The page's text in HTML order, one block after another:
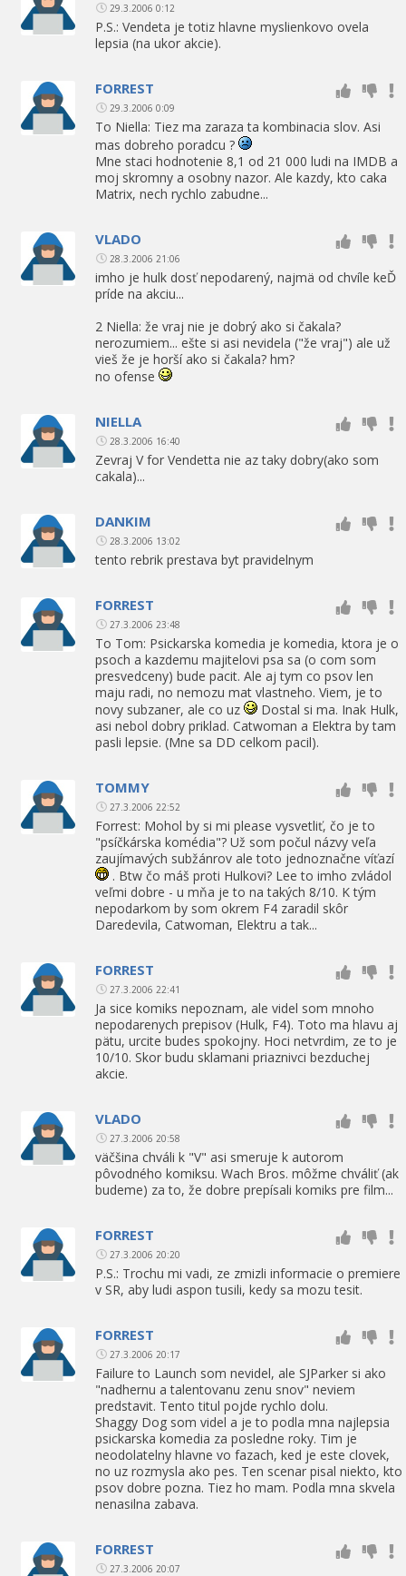
29.3.2006 0:12
P.S.: Vendeta je totiz hlavne myslienkovo ovela
lepsia (na ukor akcie).
FORREST
29.3.2006 0:09
To Niella: Tiez ma zaraza ta kombinacia slov. Asi
mas dobreho poradcu ?
Mne staci hodnotenie 8,1 od 21 000 ludi na IMDB a
moj skromny a osobny nazor. Ale kazdy, kto caka
Matrix, nech rychlo zabudne...
VLADO
28.3.2006 21:06
imho je hulk dosť nepodarený, najmä od chvíle keĎ
príde na akciu...
2 Niella: že vraj nie je dobrý ako si čakala?
nerozumiem... ešte si asi nevidela ("že vraj") ale už
vieš že je horší ako si čakala? hm?
no ofense
NIELLA
28.3.2006 16:40
Zevraj V for Vendetta nie az taky dobry(ako som
cakala)...
DANKIM
28.3.2006 13:02
tento rebrik prestava byt pravidelnym
FORREST
27.3.2006 23:48
To Tom: Psickarska komedia je komedia, ktora je o
psoch a kazdemu majitelovi psa sa (o com som
presvedceny) bude pacit. Ale aj tym co psov len
maju radi, no nemozu mat vlastneho. Viem, je to
novy subzaner, ale co uz
Dostal si ma. Inak Hulk,
asi nebol dobry priklad. Catwoman a Elektra by tam
pasli lepsie. (Mne sa DD celkom pacil).
TOMMY
27.3.2006 22:52
Forrest: Mohol by si mi please vysvetliť, čo je to
"psíčkárska komédia"? Už som počul názvy veľa
zaujímavých subžánrov ale toto jednoznačne víťazí
. Btw čo máš proti Hulkovi? Lee to imho zvládol
veľmi dobre - u mňa je to na takých 8/10. K tým
nepodarkom by som okrem F4 zaradil skôr
Daredevila, Catwoman, Elektru a tak...
FORREST
27.3.2006 22:41
Ja sice komiks nepoznam, ale videl som mnoho
nepodarenych prepisov (Hulk, F4). Toto ma hlavu aj
pätu, urcite budes spokojny. Hoci netvrdim, ze to je
10/10. Skor budu sklamani priaznivci bezduchej
akcie.
VLADO
27.3.2006 20:58
väčšina chváli k "V" asi smeruje k autorom
pôvodného komiksu. Wach Bros. môžme chváliť (ak
budeme) za to, že dobre prepísali komiks pre film...
FORREST
27.3.2006 20:20
P.S.: Trochu mi vadi, ze zmizli informacie o premiere
v SR, aby ludi aspon tusili, kedy sa mozu tesit.
FORREST
27.3.2006 20:17
Failure to Launch som nevidel, ale SJParker si ako
"nadhernu a talentovanu zenu snov" neviem
predstavit. Tento titul pojde rychlo dolu.
Shaggy Dog som videl a je to podla mna najlepsia
psickarska komedia za posledne roky. Tim je
neodolatelny hlavne vo fazach, ked je este clovek,
no uz rozmysla ako pes. Ten scenar pisal niekto, kto
psov dobre pozna. Tiez ho mam. Podla mna skvela
nenasilna zabava.
FORREST
27.3.2006 20:07